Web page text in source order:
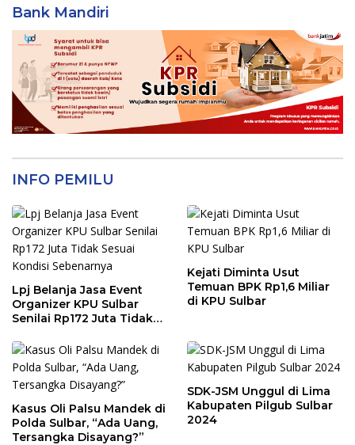
Bank Mandiri
INFO PEMILU
Lpj Belanja Jasa Event
Organizer KPU Sulbar
Senilai Rp172 Juta Tidak
Sebenarnya
Kejati Diminta Usut
Temuan BPK Rp1,6 Miliar
di KPU Sulbar
Kasus Oli Palsu Mandek di
Polda Sulbar, “Ada Uang,
Tersangka Disayang?”
SDK-JSM Unggul di Lima
Kabupaten Pilgub Sulbar
2024